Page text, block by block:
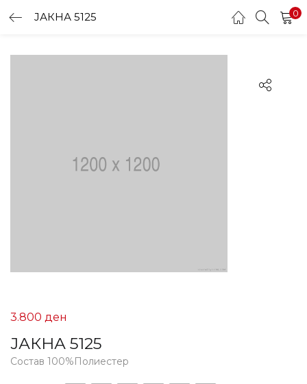
ЈАКНА 5125 0
ЈАКНА 5125
3.800 ден
Состав 100%Полиестер
LOGIN
Remember me